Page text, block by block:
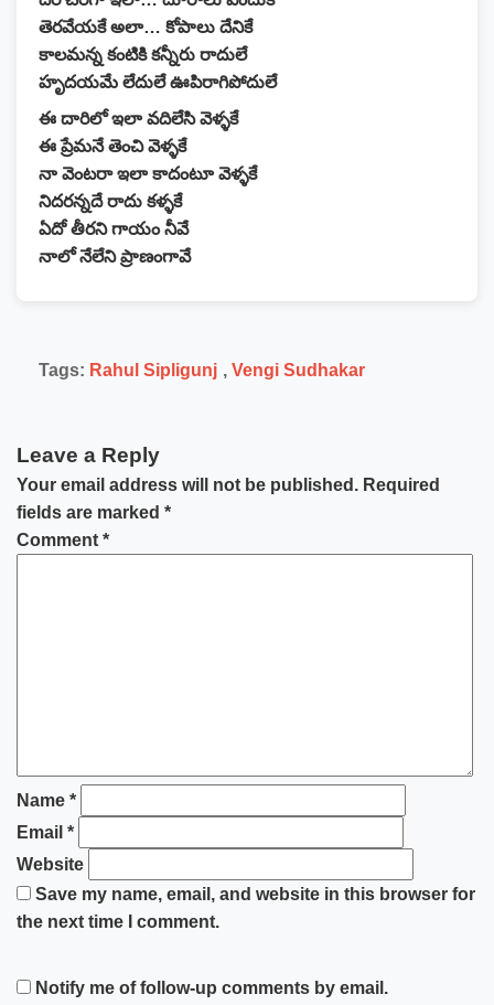
తెరవేయకే అలా… కోపాలు దేనికే
కాలమన్న కంటికి కన్నీరు రాదులే
హృదయమే లేదులే ఊపిరాగిపోదులే
ఈ దారిలో ఇలా వదిలేసి వెళ్ళకే
ఈ ప్రేమనే తెంచి వెళ్ళకే
నా వెంటరా ఇలా కాదంటూ వెళ్ళకే
నిదరన్నదే రాదు కళ్ళకే
ఏదో తీరని గాయం నీవే
నాలో నేలేని ప్రాణంగావే
Tags: Rahul Sipligunj , Vengi Sudhakar
Leave a Reply
Your email address will not be published. Required
fields are marked *
Comment *
Name *
Email *
Website
Save my name, email, and website in this browser for
the next time I comment.
Notify me of follow-up comments by email.